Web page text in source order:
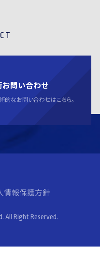
お問い合わせ
的なお問い合わせはこちら。
情報保護方針
All Right Reserved.